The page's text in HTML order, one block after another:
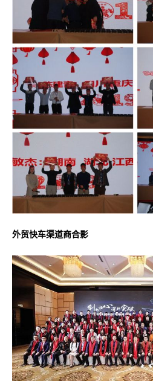
外贸快车渠道商合影